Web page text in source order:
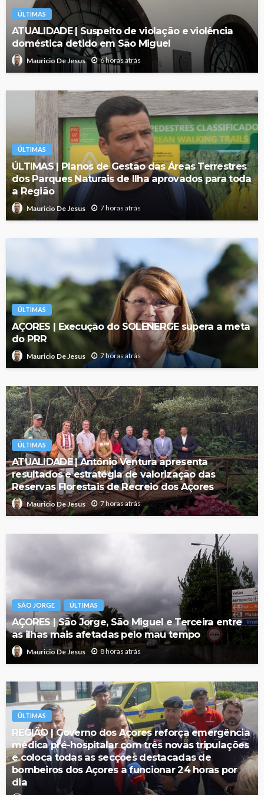
ÚLTIMAS
ATUALIDADE | Suspeito de violação e violência
doméstica detido em São Miguel
Mauricio De Jesus 6 horas atrás
ÚLTIMAS
ÚLTIMAS | Planos de Gestão das Áreas Terrestres
dos Parques Naturais de Ilha aprovados para toda
a Região
Mauricio De Jesus 7 horas atrás
ÚLTIMAS
AÇORES | Execução do SOLENERGE supera a meta
do PRR
Mauricio De Jesus 7 horas atrás
ÚLTIMAS
ATUALIDADE | António Ventura apresenta
resultados e estratégia de valorização das
Reservas Florestais de Recreio dos Açores
Mauricio De Jesus 7 horas atrás
SÃO JORGE ÚLTIMAS
AÇORES | São Jorge, São Miguel e Terceira entre
as ilhas mais afetadas pelo mau tempo
Mauricio De Jesus 8 horas atrás
ÚLTIMAS
REGIÃO | Governo dos Açores reforça emergência
médica pré-hospitalar com três novas tripulações
e coloca todas as secções destacadas de
bombeiros dos Açores a funcionar 24 horas por
dia